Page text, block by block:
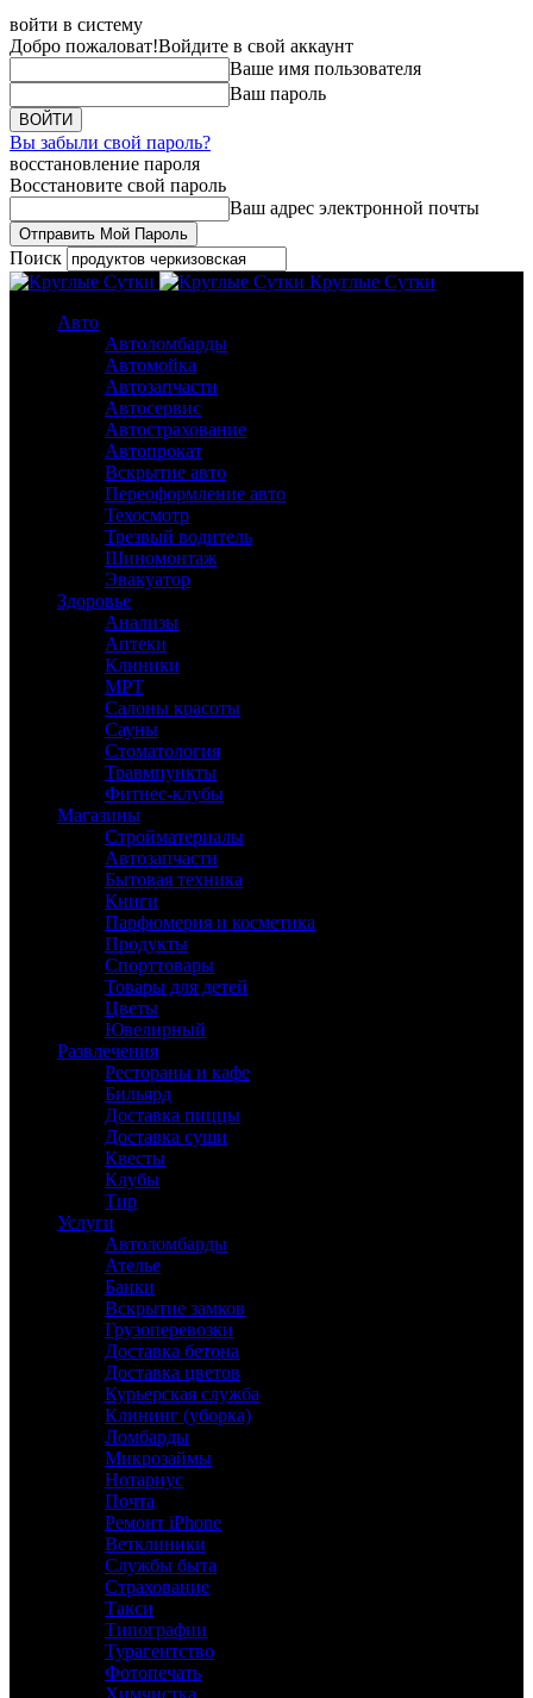
войти в систему
Добро пожаловат!Войдите в свой аккаунт
Ваше имя пользователя
Ваш пароль
Вы забыли свой пароль?
восстановление пароля
Восстановите свой пароль
Ваш адрес электронной почты
Поиск
Круглые Сутки
Авто
Автоломбарды
Автомойка
Автозапчасти
Автосервис
Автострахование
Автопрокат
Вскрытие авто
Переоформление авто
Техосмотр
Трезвый водитель
Шиномонтаж
Эвакуатор
Здоровье
Анализы
Аптеки
Клиники
МРТ
Салоны красоты
Сауны
Стоматология
Травмпункты
Фитнес-клубы
Магазины
Стройматериалы
Автозапчасти
Бытовая техника
Книги
Парфюмерия и косметика
Продукты
Спорттовары
Товары для детей
Цветы
Ювелирный
Развлечения
Рестораны и кафе
Бильярд
Доставка пиццы
Доставка суши
Квесты
Клубы
Тир
Услуги
Автоломбарды
Ателье
Банки
Вскрытие замков
Грузоперевозки
Доставка бетона
Доставка цветов
Курьерская служба
Клининг (уборка)
Ломбарды
Микрозаймы
Нотариус
Почта
Ремонт iPhone
Ветклиники
Службы быта
Страхование
Такси
Типографии
Турагентство
Фотопечать
Химчистка